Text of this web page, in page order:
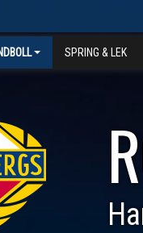
SPRING & LEK